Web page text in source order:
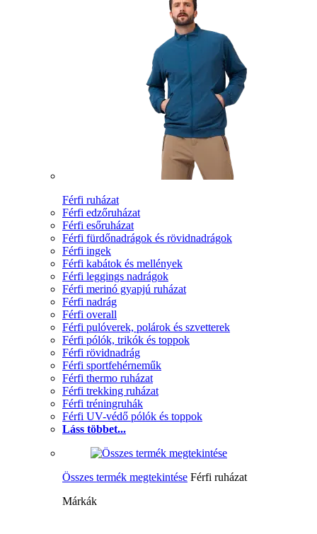
Férfi ruházat
Férfi edzőruházat
Férfi esőruházat
Férfi fürdőnadrágok és rövidnadrágok
Férfi ingek
Férfi kabátok és mellények
Férfi leggings nadrágok
Férfi merinó gyapjú ruházat
Férfi nadrág
Férfi overall
Férfi pulóverek, polárok és szvetterek
Férfi pólók, trikók és toppok
Férfi rövidnadrág
Férfi sportfehérneműk
Férfi thermo ruházat
Férfi trekking ruházat
Férfi tréningruhák
Férfi UV-védő pólók és toppok
Láss többet...
Összes termék megtekintése Férfi ruházat
Márkák